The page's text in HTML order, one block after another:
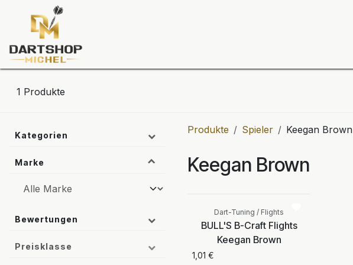
Zum Inhalt springen
1 Produkte
Kategorien
Marke
Bewertungen
Preisklasse
Produkte Spieler Keegan Brown
Keegan Brown
Dart-Tuning / Flights
BULL'S B-Craft Flights
Keegan Brown
1,01 €